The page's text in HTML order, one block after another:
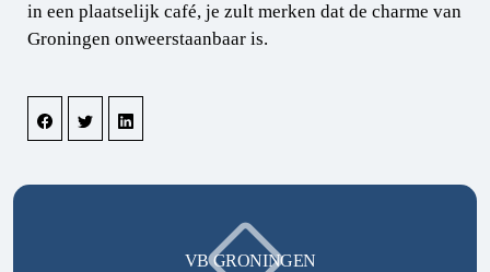
in een plaatselijk café, je zult merken dat de charme van
Groningen onweerstaanbaar is.
VB GRONINGEN